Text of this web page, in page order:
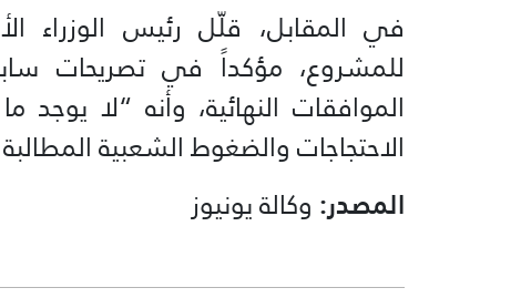
في المقابل، قلّل رئيس الوزراء
للمشروع، مؤكداً في تصريحات
الموافقات النهائية، وأنه “لا
الاحتجاجات والضغوط الشعبية المطالبة
المصدر: وكالة يونيوز